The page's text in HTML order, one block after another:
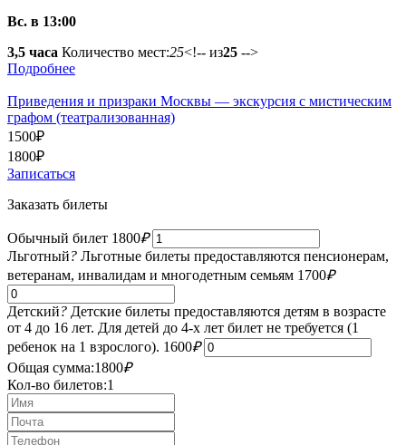
Вс. в 13:00
3,5 часа Количество мест:25<!-- из25 -->
Подробнее
Приведения и призраки Москвы — экскурсия с мистическим
графом (театрализованная)
1500₽
1800₽
Записаться
Заказать билеты
Обычный билет 1800₽
Льготный? Льготные билеты предоставляются пенсионерам,
ветеранам, инвалидам и многодетным семьям 1700₽
Детский? Детские билеты предоставляются детям в возрасте
от 4 до 16 лет. Для детей до 4-х лет билет не требуется (1
ребенок на 1 взрослого). 1600₽
Общая сумма:1800₽
Кол-во билетов:1